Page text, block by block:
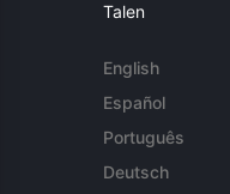
Talen
English
Español
Português
Deutsch